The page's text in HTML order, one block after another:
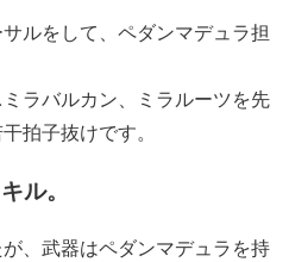
ルをして、ペダンマデュラ担
ラバルカン、ミラルーツを先
拍子抜けです。
ル。
、武器はペダンマデュラを持